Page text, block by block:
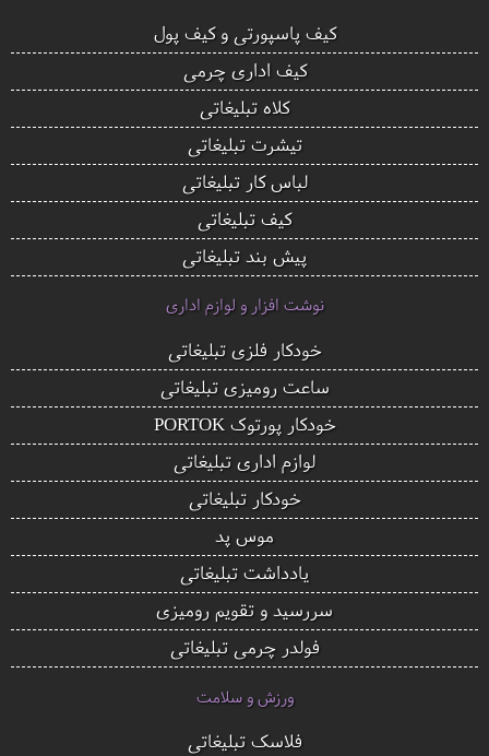
کیف پاسپورتی و کیف پول
کیف اداری چرمی
کلاه تبلیغاتی
تیشرت تبلیغاتی
لباس کار تبلیغاتی
کیف تبلیغاتی
پیش بند تبلیغاتی
نوشت افزار و لوازم اداری
خودکار فلزی تبلیغاتی
ساعت رومیزی تبلیغاتی
خودکار پورتوک PORTOK
لوازم اداری تبلیغاتی
خودکار تبلیغاتی
موس پد
یادداشت تبلیغاتی
سررسید و تقویم رومیزی
فولدر چرمی تبلیغاتی
ورزش و سلامت
فلاسک تبلیغاتی